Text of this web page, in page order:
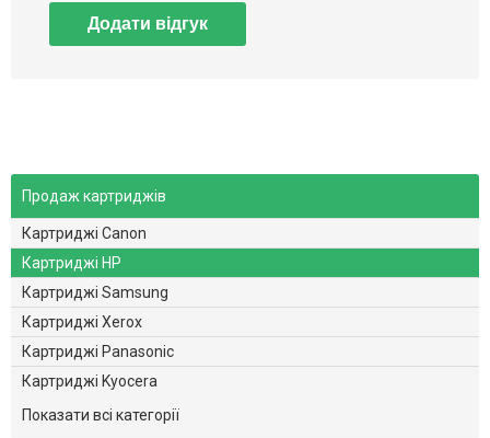
Додати відгук
Продаж картриджів
Картриджі Canon
Картриджі HP
Картриджі Samsung
Картриджі Xerox
Картриджі Panasonic
Картриджі Kyocera
Картриджі Brother
Показати всі категорії